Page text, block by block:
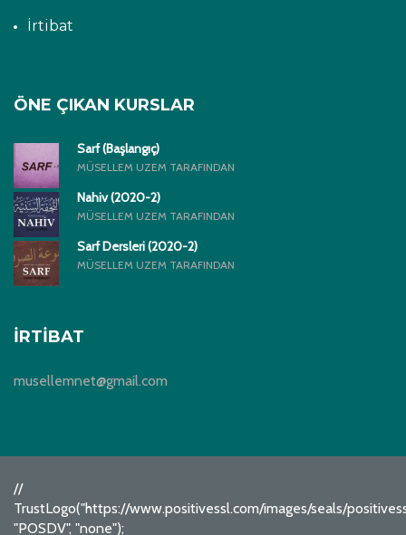
İrtibat
ÖNE ÇIKAN KURSLAR
Sarf (Başlangıç)
MÜSELLEM UZEM TARAFINDAN
Nahiv (2020-2)
MÜSELLEM UZEM TARAFINDAN
Sarf Dersleri (2020-2)
MÜSELLEM UZEM TARAFINDAN
İRTIBAT
musellemnet@gmail.com
//
TrustLogo("https://www.positivessl.com/images/seals/
"POSDV", "none");